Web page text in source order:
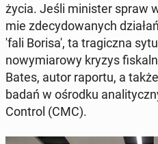
życia. Jeśli mi­ni­ster spraw
mie zde­cy­do­wa­nych
'fali Borisa', ta tra­gicz­na
no­wy­mia­ro­wy kryzys
Bates, autor raportu, a
badań w ośrodku
Control (CMC).